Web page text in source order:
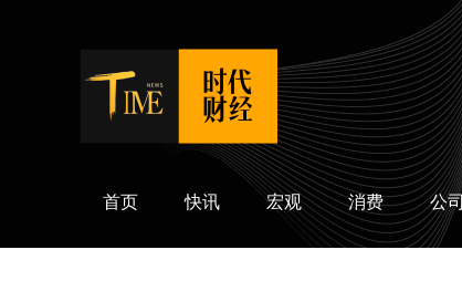
时代财经
首页 快讯 宏观 消费 公司